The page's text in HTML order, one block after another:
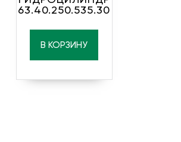
63.40.250.535.30
В КОРЗИНУ